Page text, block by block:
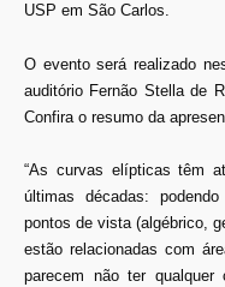
USP em São Carlos.
O evento será realizado
auditório Fernão Stella de
Confira o resumo da
“As curvas elípticas têm
últimas décadas:
pontos de vista (algébrico,
estão relacionadas com
parecem não ter